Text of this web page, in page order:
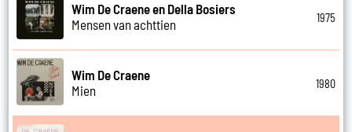
Wim De Craene en Della Bosiers
Mensen van achttien
1975
Wim De Craene
Mien
1980